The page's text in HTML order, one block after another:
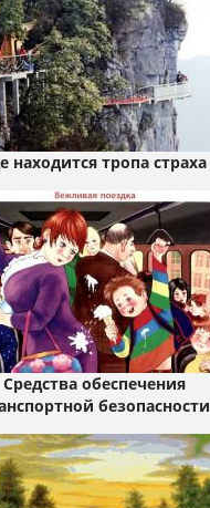
находится тропа страха
Средства обеспечения
безопасности